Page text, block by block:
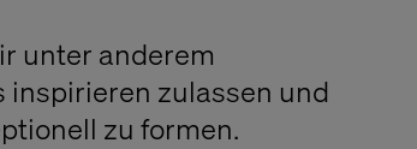
unter anderem
inspirieren zulassen und
zu formen.